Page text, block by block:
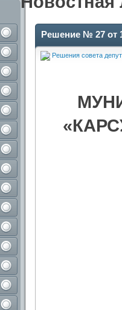
Решение № 27 от
Решения совета